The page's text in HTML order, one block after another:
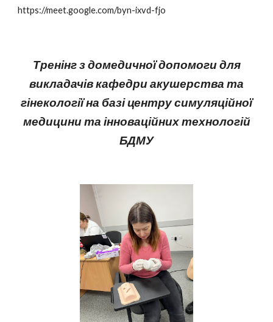
https://meet.google.com/byn-ixvd-fjo
Тренінг з домедичної допомоги для
викладачів кафедри акушерства та
гінекології на базі центру симуляційної
медицини та інноваційних технологій
БДМУ